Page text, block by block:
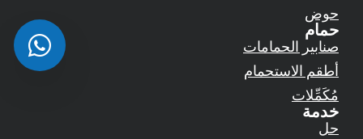
حوض
حمام
صنابير الحمامات
أطقم الاستحمام
مُكَمِّلات
خدمة
حل